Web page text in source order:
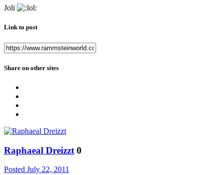
Joli
Link to post
Share on other sites
Raphaeal Dreizzt 0
Posted July 22, 2011